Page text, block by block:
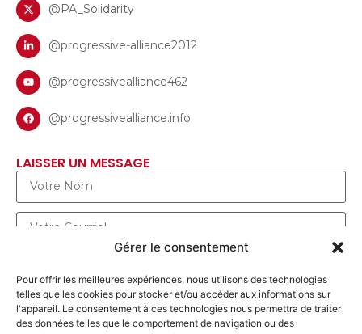
Gérer le consentement
Pour offrir les meilleures expériences, nous utilisons des technologies
telles que les cookies pour stocker et/ou accéder aux informations sur
l'appareil. Le consentement à ces technologies nous permettra de traiter
des données telles que le comportement de navigation ou des
@PA_Solidarity
@progressive-alliance2012
@progressivealliance462
@progressivealliance.info
LAISSER UN MESSAGE